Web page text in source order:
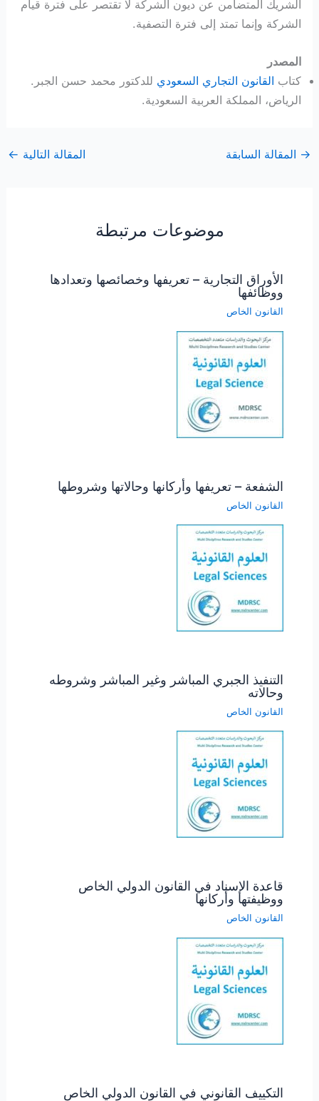
الشريك المتضامن عن ديون الشركة لا تقتصر على فترة قيام
الشركة وإنما تمتد إلى فترة التصفية.
المصدر
كتاب القانون التجاري السعودي للدكتور محمد حسن الجبر.
الرياض، المملكة العربية السعودية.
→ المقالة السابقة المقالة التالية ←
موضوعات مرتبطة
الأوراق التجارية – تعريفها وخصائصها وتعدادها
ووظائفها
القانون الخاص
الشفعة – تعريفها وأركانها وحالاتها وشروطها
القانون الخاص
التنفيذ الجبري المباشر وغير المباشر وشروطه
وحالاته
القانون الخاص
قاعدة الإسناد في القانون الدولي الخاص
ووظيفتها وأركانها
القانون الخاص
التكييف القانوني في القانون الدولي الخاص